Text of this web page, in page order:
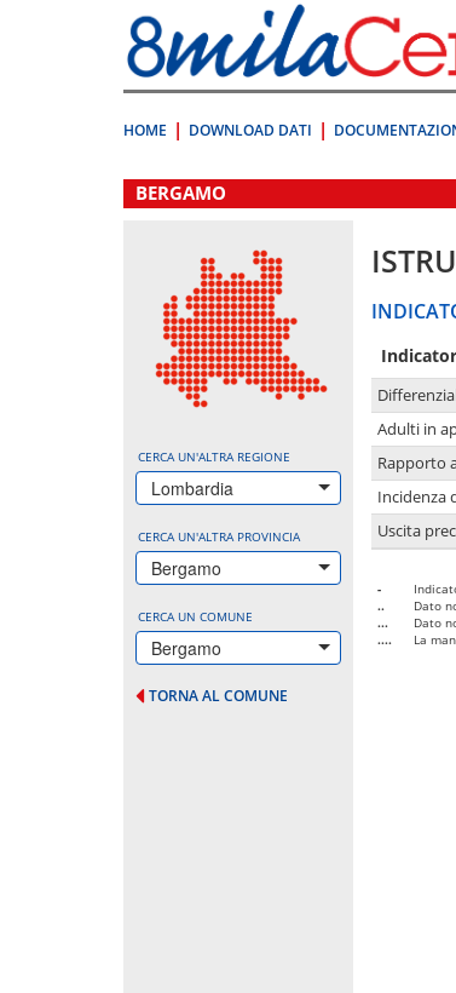
direttamente
a:
Contenuto
HOME DOWNLOAD DATI
.
BERGAMO
CERCA UN'ALTRA REGIONE
Lombardia
CERCA UN'ALTRA PROVINCIA
Bergamo
CERCA UN COMUNE
Bergamo
TORNA AL COMUNE
Adulti in
Rapporto
Incidenza
Uscita
-
..
Dato
...
Dato
....
La